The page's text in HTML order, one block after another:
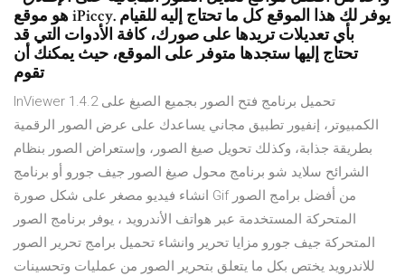
هو موقع iPiccy. يوفر لك هذا الموقع كل ما تحتاج إليه للقيام
بأي تعديلات تريدها على صورك، كافة الأدوات التي قد
تحتاج إليها ستجدها متوفر على الموقع، حيث يمكنك أن
تقوم
InViewer 1.4.2 تحميل برنامج فتح الصور بجميع الصيغ على
الكمبيوتر، إنفيور تطبيق مجاني يساعدك على عرض الصور الرقمية
بطريقة جذابة، وكذلك تحويل صيغ الصور، وإستعراض الصور بنظام
الشرائح سلايد شو برنامج محول صيغ الصور جيف جورو أو برنامج
انشاء فيديو مصغر على شكل صورة Gif من أفضل برامج الصور
المتحركة المستخدمة عبر هواتف الأندرويد ، يوفر برنامج الصور
المتحركة جيف جورو مزايا تحرير وانشاء تحميل برامج تحرير الصور
للاندرويد يختص بكل ما يتعلق بتحرير الصور من عمليات وتحسينات